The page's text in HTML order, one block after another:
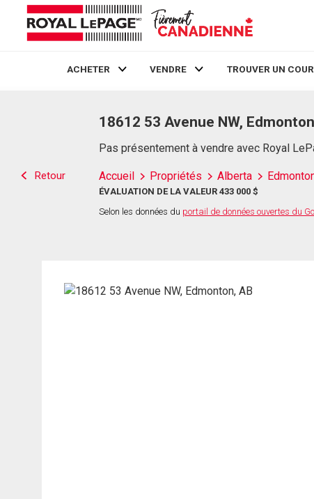
ACHETER VENDRE TROUVER UN
Retour
18612 53 Avenue NW,
Pas présentement à vendre avec Royal
Accueil Propriétés Alberta
ÉVALUATION DE LA VALEUR 433 000 $
Selon les données du portail de données ouvertes du